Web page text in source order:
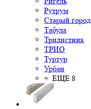
Рутрум
Старый город
Табула
Трилистник
ТРИО
Туртур
Урбан
+ ЕЩЕ 8